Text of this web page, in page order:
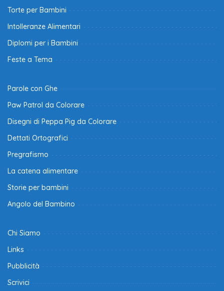
Torte per Bambini
Intolleranze Alimentari
Diplomi per i Bambini
Feste a Tema
Parole con Ghe
Paw Patrol da Colorare
Disegni di Peppa Pig da Colorare
Dettati Ortografici
Pregrafismo
La catena alimentare
Storie per bambini
Angolo del Bambino
Chi Siamo
Links
Pubblicità
Scrivici